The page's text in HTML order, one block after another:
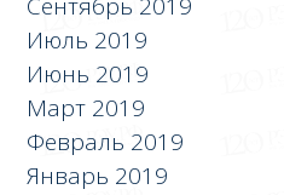
Сентябрь 2019
Июль 2019
Июнь 2019
Март 2019
Февраль 2019
Январь 2019